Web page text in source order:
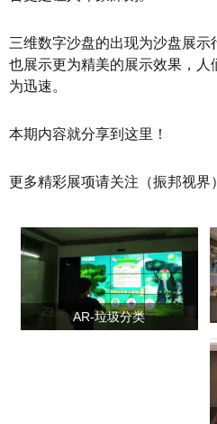
三维数字沙盘的出现为沙盘展示
也展示更为精美的展示效果，人
为迅速。
本期内容就分享到这里！
更多精彩展项请关注（振邦视界）
AR-垃圾分类